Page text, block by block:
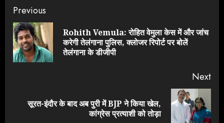
Continue
Reading
Previous
Rohith Vemula: रोहित वेमुला केस में और जांच
करेगी तेलंगाना पुलिस, क्लोजर रिपोर्ट पर बोलें
तेलंगाना के डीजीपी
Next
Nextसूरत-इंदौर के बाद अब पुरी में BJP ने किया खेल,
कांग्रेस प्रत्‍याशी को तोड़ा